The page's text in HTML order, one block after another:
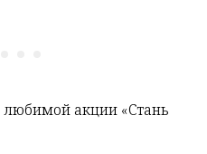
акции «Стань